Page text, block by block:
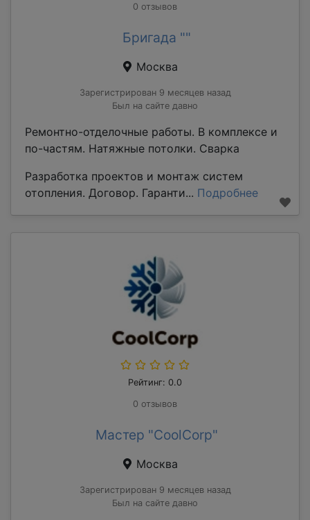
0 отзывов
Бригада ""
Москва
Зарегистрирован 9 месяцев назад
Был на сайте давно
Ремонтно-отделочные работы. В комплексе и
по-частям. Натяжные потолки. Сварка
Разработка проектов и монтаж систем
отопления. Договор. Гаранти... Подробнее
Рейтинг: 0.0
0 отзывов
Мастер "CoolCorp"
Москва
Зарегистрирован 9 месяцев назад
Был на сайте давно